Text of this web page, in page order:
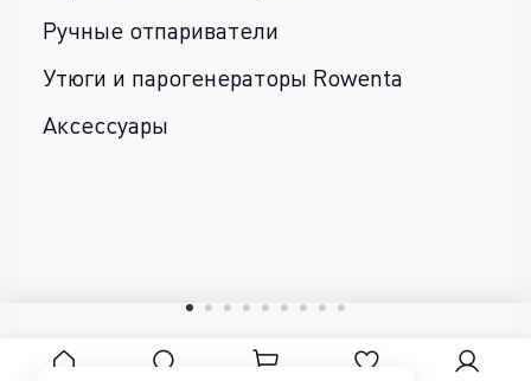
Ручные отпариватели
Утюги и парогенераторы Rowenta
Аксессуары